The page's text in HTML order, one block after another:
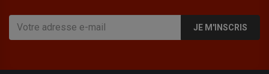
JE M'INSCRIS